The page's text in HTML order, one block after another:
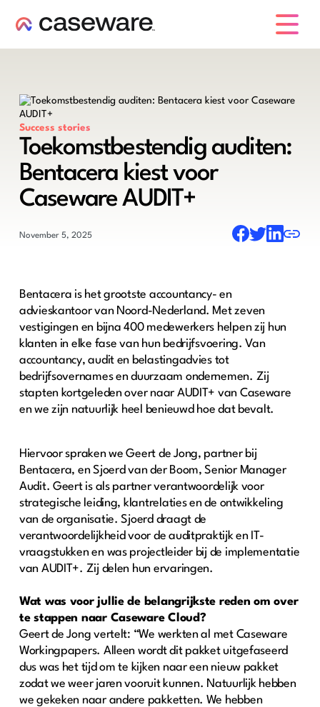
Success stories
Toekomstbestendig auditen:
Bentacera kiest voor
Caseware AUDIT+
November 5, 2025
Bentacera is het grootste accountancy- en
advieskantoor van Noord-Nederland. Met zeven
vestigingen en bijna 400 medewerkers helpen zij hun
klanten in elke fase van hun bedrijfsvoering. Van
accountancy, audit en belastingadvies tot
bedrijfsovernames en duurzaam ondernemen. Zij
stapten kortgeleden over naar AUDIT+ van Caseware
en we zijn natuurlijk heel benieuwd hoe dat bevalt.
Hiervoor spraken we Geert de Jong, partner bij
Bentacera, en Sjoerd van der Boom, Senior Manager
Audit. Geert is als partner verantwoordelijk voor
strategische leiding, klantrelaties en de ontwikkeling
van de organisatie. Sjoerd draagt de
verantwoordelijkheid voor de auditpraktijk en IT-
vraagstukken en was projectleider bij de implementatie
van AUDIT+. Zij delen hun ervaringen.
Wat was voor jullie de belangrijkste reden om over
te stappen naar Caseware Cloud?
Geert de Jong vertelt: “We werkten al met Caseware
Workingpapers. Alleen wordt dit pakket uitgefaseerd
dus was het tijd om te kijken naar een nieuw pakket
zodat we weer jaren vooruit kunnen. Natuurlijk hebben
we gekeken naar andere pakketten. We hebben